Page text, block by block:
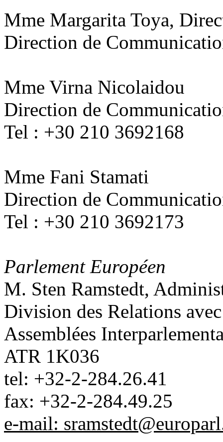
Mme Margarita Toya,
Direction de
Mme Virna Nicolaidou
Direction de
Tel : +30 210 3692168
Mme Fani Stamati
Direction de
Tel : +30 210 3692173
Parlement Européen
M. Sten Ramstedt,
Division des Relations
Assemblées
ATR 1K036
tel: +32-2-284.26.41
fax: +32-2-284.49.25
e-mail: